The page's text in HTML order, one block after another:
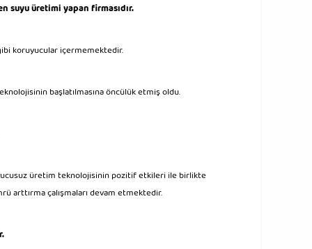
suyu üretimi yapan firmasıdır.
koruyucular içermemektedir.
başlatılmasına öncülük etmiş oldu.
üretim teknolojisinin pozitif etkileri ile birlikte
arttırma çalışmaları devam etmektedir.